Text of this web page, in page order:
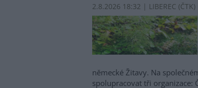
2.8.2026 18:32 | LIBEREC (ČTK)
německé Žitavy. Na
spolupracovat tři organizace: